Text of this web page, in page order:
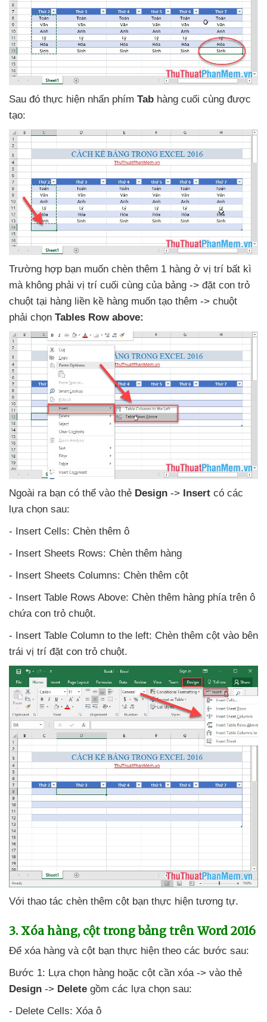
Sau đó thực hiện nhấn phím Tab hàng cuối cùng được
tạo:
Trường hợp bạn muốn chèn thêm 1 hàng ở vị trí bất kì
mà không phải vị trí cuối cùng của bảng -> đặt con trỏ
chuột tại hàng liền kề hàng muốn tạo thêm -> chuột
phải chọn Tables Row above:
Ngoài ra bạn có thể vào thẻ Design -> Insert có các
lựa chọn sau:
- Insert Cells: Chèn thêm ô
- Insert Sheets Rows: Chèn thêm hàng
- Insert Sheets Columns: Chèn thêm cột
- Insert Table Rows Above: Chèn thêm hàng phía trên ô
chứa con trỏ chuột.
- Insert Table Column to the left: Chèn thêm cột vào bên
trái vị trí đặt con trỏ chuột.
Với thao tác chèn thêm cột bạn thực hiện tương tự.
3. Xóa hàng, cột trong bảng trên Word 2016
Để xóa hàng và cột bạn thực hiện theo các bước sau:
Bước 1: Lựa chọn hàng hoặc cột cần xóa -> vào thẻ
Design -> Delete gồm các lựa chọn sau:
- Delete Cells: Xóa ô